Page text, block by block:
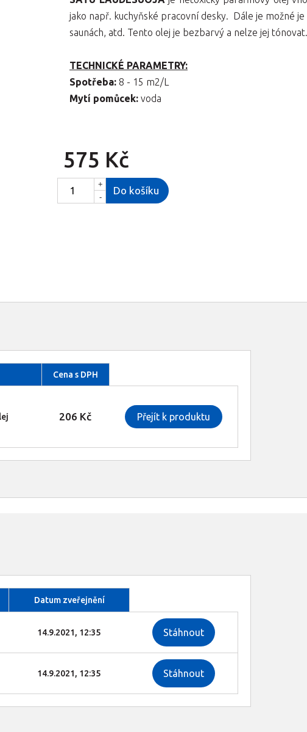
jako např. kuchyňské pracovní desky. Dále je možné
saunách, atd. Tento olej je bezbarvý a nelze jej tónovat.
TECHNICKÉ PARAMETRY:
Spotřeba: 8 - 15 m2/L
Mytí pomůcek: voda
575 Kč
+
-
Do košíku
Datum zveřejnění
14.9.2021, 12:35 Stáhnout
14.9.2021, 12:35 Stáhnout
Cena s DPH
206 Kč Přejít k produktu